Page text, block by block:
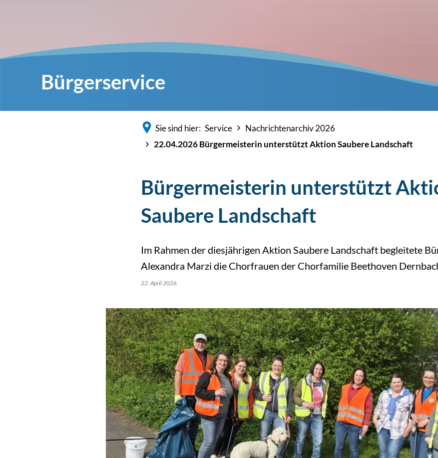
Bürgerservice
Sie sind hier: Service
Nachrichtenarchiv 2026
22.04.2026 Bürgermeisterin unterstützt Aktion Saubere Landschaft
Bürgermeisterin unterstützt
Saubere Landschaft
Im Rahmen der diesjährigen Aktion Saubere Landschaft begleitete
Alexandra Marzi die Chorfrauen der Chorfamilie Beethoven
22. April 2026